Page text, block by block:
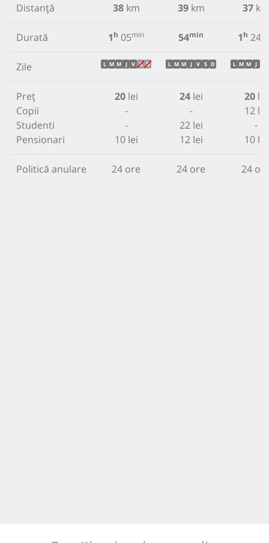
Distanță 38km 39km 37km
Durată 1h 05min 54min 1h 24
Zile L M M J V S D L M M J V S D L M M J
Preț
Copii
Studenti
Pensionari
20lei
-
-
10 lei
24lei
-
22 lei
12 lei
20lei
12 lei
-
10 lei
Politică anulare 24 ore 24 ore 24